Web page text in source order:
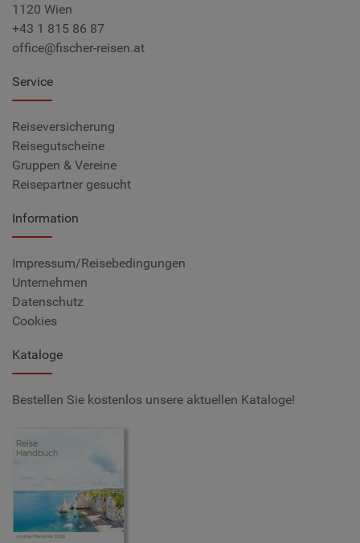
1120 Wien
+43 1 815 86 87
office@fischer-reisen.at
Service
Reiseversicherung
Reisegutscheine
Gruppen & Vereine
Reisepartner gesucht
Information
Impressum/Reisebedingungen
Unternehmen
Datenschutz
Cookies
Kataloge
Bestellen Sie kostenlos unsere aktuellen Kataloge!